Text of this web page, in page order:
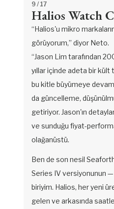
9 / 17
Halios Watch
“Halios'u mikro
görüyorum,” diyor Neto.
“Jason Lim tarafından
yıllar içinde adeta bir
bu kitle büyümeye
da güncelleme,
getiriyor. Jason'ın
ve sunduğu fiyat-
olağanüstü.
Ben de son nesil
Series IV versiyonunun —
biriyim. Halios, her yeni
gelen ve arkasında